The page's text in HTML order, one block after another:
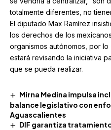
totalmente diferentes, no
El diputado Max Ramírez
los derechos de los
organismos autónomos, por
estará revisando la iniciativa
que se pueda realizar.
Mirna Medina impulsa
balance legislativo con
Aguascalientes
DIF garantiza